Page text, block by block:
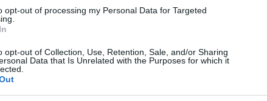
opt-out of processing my Personal Data for Targeted
opt-out of Collection, Use, Retention, Sale, and/or Sharing
Data that Is Unrelated with the Purposes for which it
megajándékozni.